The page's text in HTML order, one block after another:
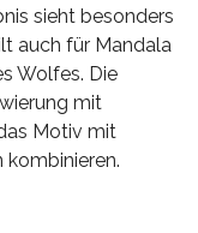
sieht besonders
auch für Mandala
Wolfes. Die
mit
Motiv mit